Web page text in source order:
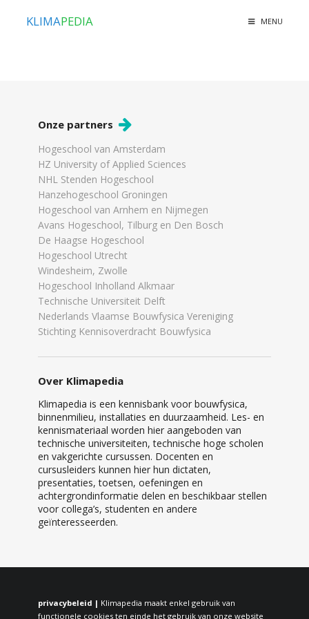
KLIMAPEDIA MENU
Onze partners
Hogeschool van Amsterdam
HZ University of Applied Sciences
NHL Stenden Hogeschool
Hanzehogeschool Groningen
Hogeschool van Arnhem en Nijmegen
Avans Hogeschool, Tilburg en Den Bosch
De Haagse Hogeschool
Hogeschool Utrecht
Windesheim, Zwolle
Hogeschool Inholland Alkmaar
Technische Universiteit Delft
Nederlands Vlaamse Bouwfysica Vereniging
Stichting Kennisoverdracht Bouwfysica
Over Klimapedia
Klimapedia is een kennisbank voor bouwfysica,
binnenmilieu, installaties en duurzaamheid. Les- en
kennismateriaal worden hier aangeboden van
technische universiteiten, technische hoge scholen
en vakgerichte cursussen. Docenten en
cursusleiders kunnen hier hun dictaten,
presentaties, toetsen, oefeningen en
achtergrondinformatie delen en beschikbaar stellen
voor collega’s, studenten en andere
geïnteresseerden.
privacybeleid | Klimapedia maakt enkel gebruik van
functionele cookies ten einde het gebruik van onze website